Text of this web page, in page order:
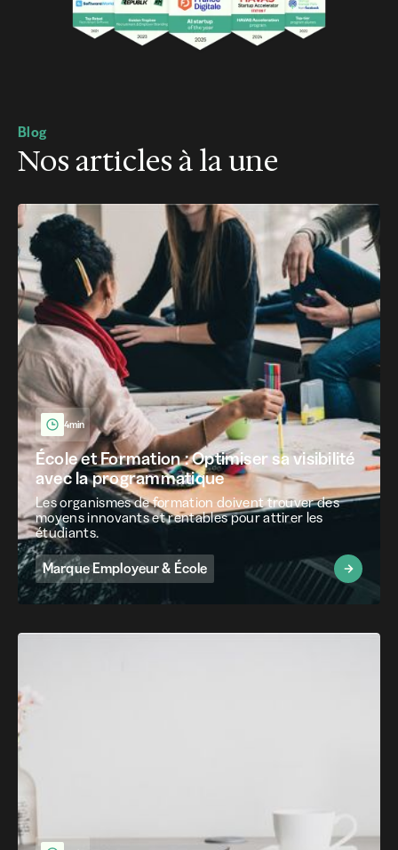
Blog
Nos articles à la une
4min
École et Formation : Optimiser sa visibilité
avec la programmatique
Les organismes de formation doivent trouver des
moyens innovants et rentables pour attirer les
étudiants.
Marque Employeur & École